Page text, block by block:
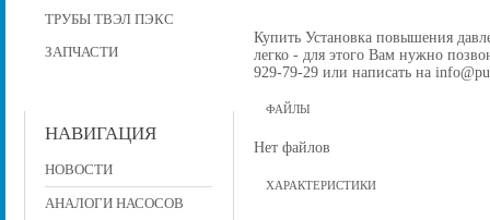
ТРУБЫ ТВЭЛ ПЭКС
ЗАПЧАСТИ
НАВИГАЦИЯ
НОВОСТИ
АНАЛОГИ НАСОСОВ
Купить Установка повышения
легко - для этого Вам нужно
929-79-29 или написать на
ФАЙЛЫ
Нет файлов
ХАРАКТЕРИСТИКИ